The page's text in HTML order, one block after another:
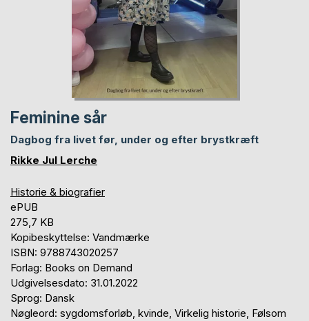
Feminine sår
Dagbog fra livet før, under og efter brystkræft
Rikke Jul Lerche
Historie & biografier
ePUB
275,7 KB
Kopibeskyttelse: Vandmærke
ISBN: 9788743020257
Forlag: Books on Demand
Udgivelsesdato: 31.01.2022
Sprog: Dansk
Nøgleord: sygdomsforløb, kvinde, Virkelig historie, Følsom